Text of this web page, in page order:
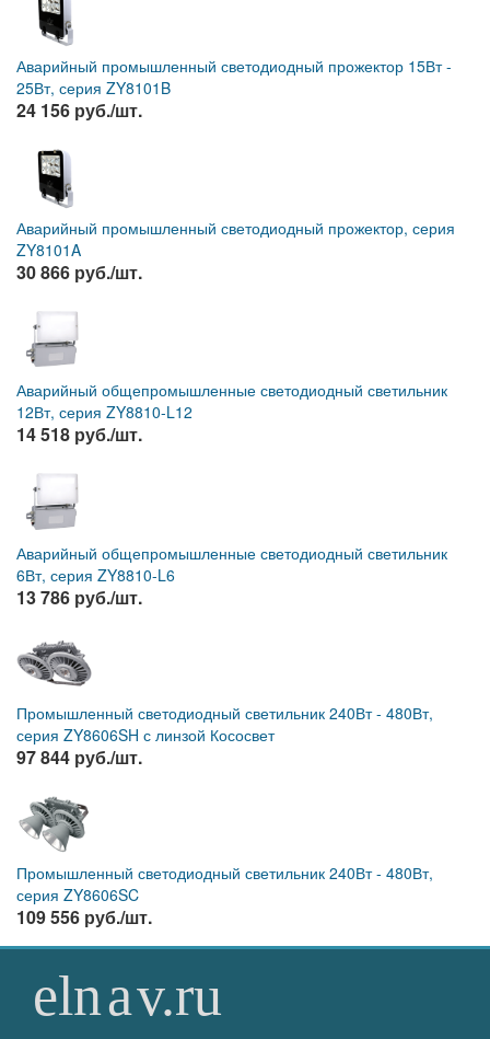
Аварийный промышленный светодиодный прожектор 15Вт -
25Вт, серия ZY8101B
24 156 руб./шт.
Аварийный промышленный светодиодный прожектор, серия
ZY8101A
30 866 руб./шт.
Аварийный общепромышленные светодиодный светильник
12Вт, серия ZY8810-L12
14 518 руб./шт.
Аварийный общепромышленные светодиодный светильник
6Вт, серия ZY8810-L6
13 786 руб./шт.
Промышленный светодиодный светильник 240Вт - 480Вт,
серия ZY8606SH с линзой Кососвет
97 844 руб./шт.
Промышленный светодиодный светильник 240Вт - 480Вт,
серия ZY8606SC
109 556 руб./шт.